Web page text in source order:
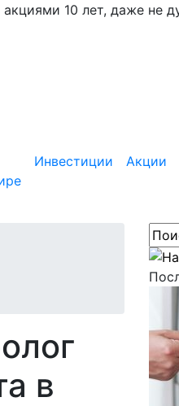
10 лет, даже не
Инвестиции Акции
в